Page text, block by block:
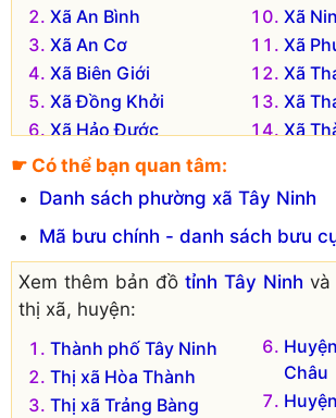
Xã An Bình
Xã An Cơ
Xã Biên Giới
Xã Đồng Khởi
Xã Hảo Đước
Xã Hòa Hội
Xã
Xã
Xã
Xã
Xã
☛ Có thể bạn quan tâm:
Danh sách phường xã Tây Ninh
Mã bưu chính - danh sách bưu
Xem thêm bản đồ tỉnh Tây Ninh và
thị xã, huyện:
Thành phố Tây Ninh
Thị xã Hòa Thành
Thị xã Trảng Bàng
Châu